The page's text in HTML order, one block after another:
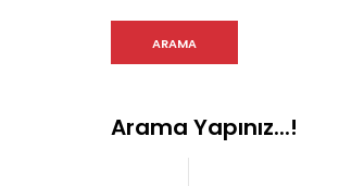
Arama Yapınız...!